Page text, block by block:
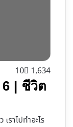
10 1,634
| ชีวิต
ราไปทำอะไร